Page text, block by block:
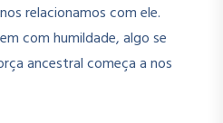
relacionamos com ele.
com humildade, algo se
ancestral começa a nos